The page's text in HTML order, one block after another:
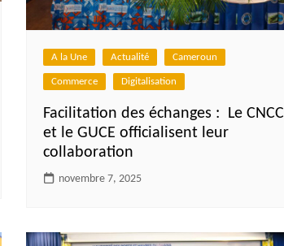
A la Une Actualité Cameroun
Commerce Digitalisation
Facilitation des échanges : ‎ Le CNCC
et le GUCE officialisent leur
collaboration
novembre 7, 2025